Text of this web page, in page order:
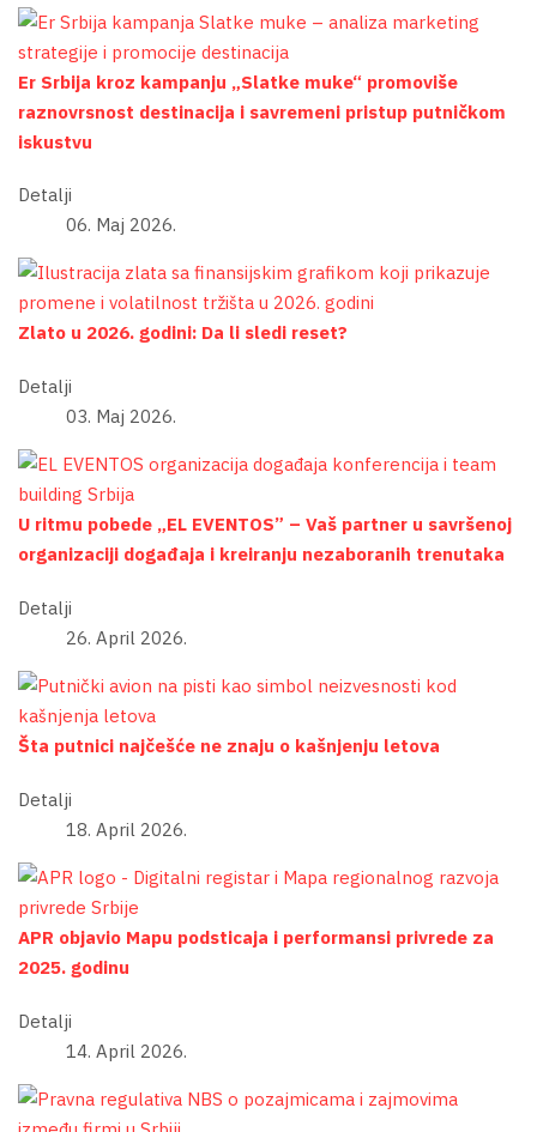
Er Srbija kroz kampanju „Slatke muke“ promoviše
raznovrsnost destinacija i savremeni pristup putničkom
iskustvu
Detalji
06. Maj 2026.
Zlato u 2026. godini: Da li sledi reset?
Detalji
03. Maj 2026.
U ritmu pobede „EL EVENTOS” – Vaš partner u savršenoj
organizaciji događaja i kreiranju nezaboranih trenutaka
Detalji
26. April 2026.
Šta putnici najčešće ne znaju o kašnjenju letova
Detalji
18. April 2026.
APR objavio Mapu podsticaja i performansi privrede za
2025. godinu
Detalji
14. April 2026.